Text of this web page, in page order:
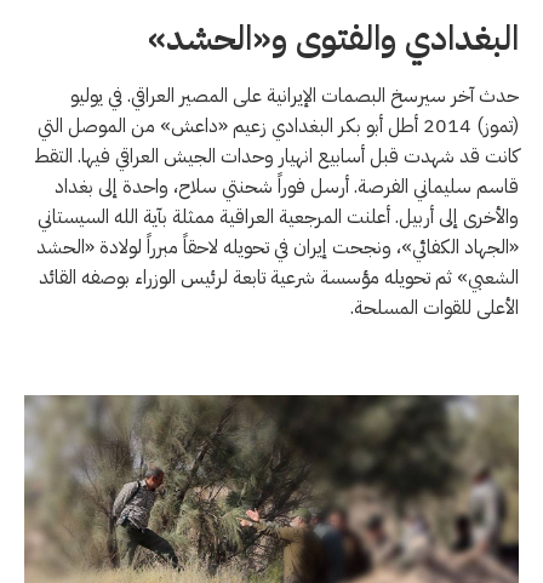
البغدادي والفتوى و«الحشد»
حدث آخر سيرسخ البصمات الإيرانية على المصير العراقي. في يوليو
(تموز) 2014 أطل أبو بكر البغدادي زعيم «داعش» من الموصل التي
كانت قد شهدت قبل أسابيع انهيار وحدات الجيش العراقي فيها. التقط
قاسم سليماني الفرصة. أرسل فوراً شحنتي سلاح، واحدة إلى بغداد
والأخرى إلى أربيل. أعلنت المرجعية العراقية ممثلة بآية الله السيستاني
«الجهاد الكفائي»، ونجحت إيران في تحويله لاحقاً مبرراً لولادة «الحشد
الشعبي» ثم تحويله مؤسسة شرعية تابعة لرئيس الوزراء بوصفه القائد
الأعلى للقوات المسلحة.